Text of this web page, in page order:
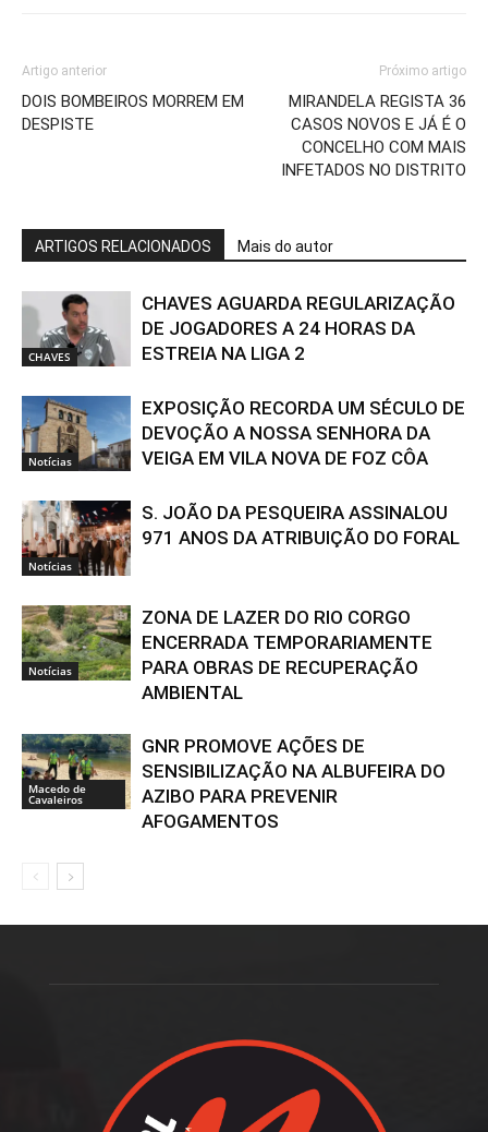
Artigo anterior
DOIS BOMBEIROS MORREM EM
DESPISTE
Próximo artigo
MIRANDELA REGISTA 36
CASOS NOVOS E JÁ É O
CONCELHO COM MAIS
INFETADOS NO DISTRITO
ARTIGOS RELACIONADOS Mais do autor
CHAVES
CHAVES AGUARDA REGULARIZAÇÃO
DE JOGADORES A 24 HORAS DA
ESTREIA NA LIGA 2
Notícias
EXPOSIÇÃO RECORDA UM SÉCULO DE
DEVOÇÃO A NOSSA SENHORA DA
VEIGA EM VILA NOVA DE FOZ CÔA
Notícias
S. JOÃO DA PESQUEIRA ASSINALOU
971 ANOS DA ATRIBUIÇÃO DO FORAL
Notícias
ZONA DE LAZER DO RIO CORGO
ENCERRADA TEMPORARIAMENTE
PARA OBRAS DE RECUPERAÇÃO
AMBIENTAL
Macedo de
Cavaleiros
GNR PROMOVE AÇÕES DE
SENSIBILIZAÇÃO NA ALBUFEIRA DO
AZIBO PARA PREVENIR
AFOGAMENTOS